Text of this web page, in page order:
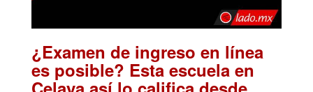
¿Examen de ingreso en línea
es posible? Esta escuela en